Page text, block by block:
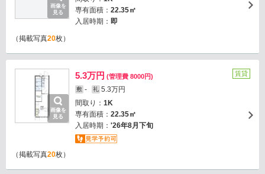
画像を
見る
専有面積： 22.35㎡
入居時期： 即
（掲載写真20枚）
画像を
見る
5.3万円 (管理費 8000円)
敷 - 礼 5.3万円
間取り： 1K
専有面積： 22.35㎡
入居時期： '26年8月下旬
賃貸
（掲載写真20枚）